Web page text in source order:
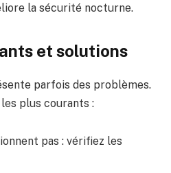
la sécurité nocturne.
et solutions
parfois des problèmes.
plus courants :
pas : vérifiez les